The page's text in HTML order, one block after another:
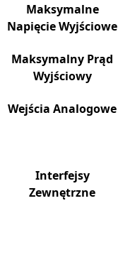
Maksymalne
Napięcie Wyjściowe
Maksymalny Prąd
Wyjściowy
Wejścia Analogowe
Interfejsy
Zewnętrzne